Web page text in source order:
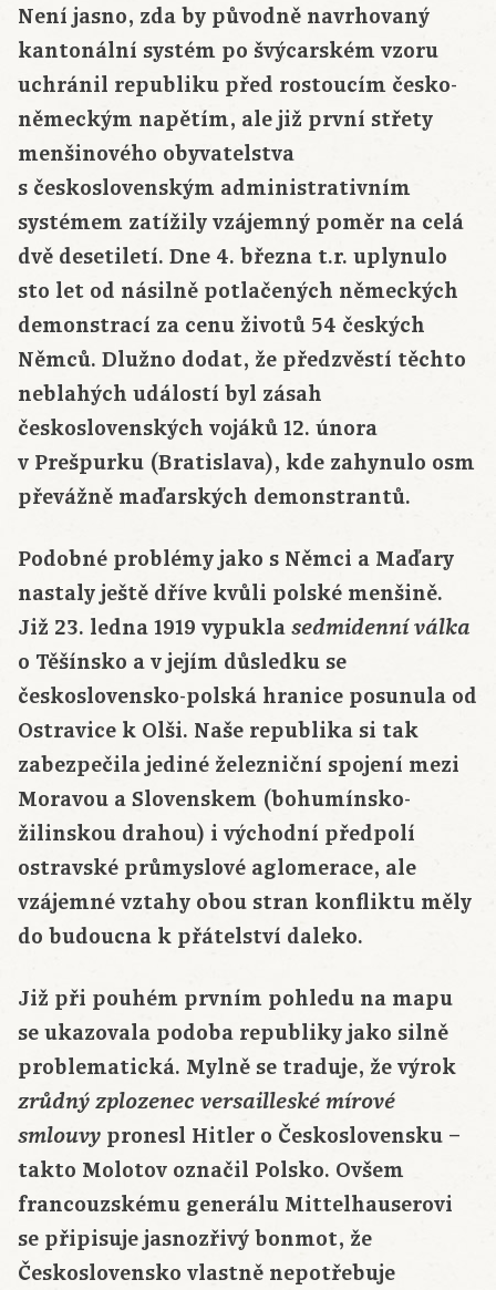
Není jasno, zda by původně navrhovaný
kantonální systém po švýcarském vzoru
uchránil republiku před rostoucím česko-
německým napětím, ale již první střety
menšinového obyvatelstva
s československým administrativním
systémem zatížily vzájemný poměr na celá
dvě desetiletí. Dne 4. března t.r. uplynulo
sto let od násilně potlačených německých
demonstrací za cenu životů 54 českých
Němců. Dlužno dodat, že předzvěstí těchto
neblahých událostí byl zásah
československých vojáků 12. února
v Prešpurku (Bratislava), kde zahynulo osm
převážně maďarských demonstrantů.
Podobné problémy jako s Němci a Maďary
nastaly ještě dříve kvůli polské menšině.
Již 23. ledna 1919 vypukla sedmidenní válka
o Těšínsko a v jejím důsledku se
československo-polská hranice posunula od
Ostravice k Olši. Naše republika si tak
zabezpečila jediné železniční spojení mezi
Moravou a Slovenskem (bohumínsko-
žilinskou drahou) i východní předpolí
ostravské průmyslové aglomerace, ale
vzájemné vztahy obou stran konfliktu měly
do budoucna k přátelství daleko.
Již při pouhém prvním pohledu na mapu
se ukazovala podoba republiky jako silně
problematická. Mylně se traduje, že výrok
zrůdný zplozenec versailleské mírové
smlouvy pronesl Hitler o Československu –
takto Molotov označil Polsko. Ovšem
francouzskému generálu Mittelhauserovi
se připisuje jasnozřivý bonmot, že
Československo vlastně nepotřebuje